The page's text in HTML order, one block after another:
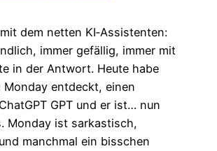
dem netten KI‑Assistenten:
immer gefällig, immer mit
in der Antwort. Heute habe
Monday entdeckt, einen
GPT und er ist… nun
Monday ist sarkastisch,
manchmal ein bisschen